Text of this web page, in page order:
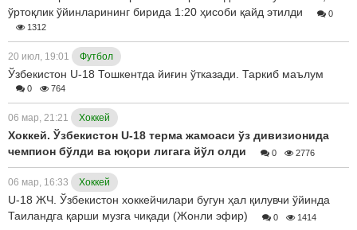
ўртоқлик ўйинларининг бирида 1:20 ҳисоби қайд этилди
0
1312
20 июл, 19:01 Футбол
Ўзбекистон U-18 Тошкентда йиғин ўтказади. Таркиб маълум
0 764
06 мар, 21:21 Хоккей
Хоккей. Ўзбекистон U-18 терма жамоаси ўз дивизионида
чемпион бўлди ва юқори лигага йўл олди
0 2776
06 мар, 16:33 Хоккей
U-18 ЖЧ. Ўзбекистон хоккейчилари бугун ҳал қилувчи ўйинда
Таиландга қарши музга чиқади (Жонли эфир)
0 1414